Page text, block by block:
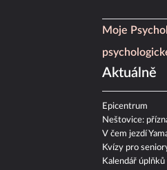
Moje
Aktuálně
Epicentrum
Neštovice:
V čem jezdí
Kvízy pro
Kalendář